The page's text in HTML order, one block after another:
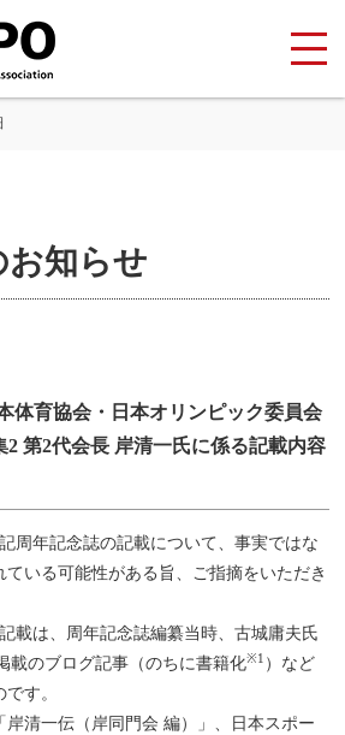
お知らせ
体育協会・日本オリンピック委員会
第2代会長 岸清一氏に係る記載内容
周年記念誌の記載について、事実ではな
いる可能性がある旨、ご指摘をいただき
載は、周年記念誌編纂当時、古城庸夫氏
載のブログ記事（のちに書籍化※1 ）など
す。
岸清一伝（岸同門会 編）」、日本スポー